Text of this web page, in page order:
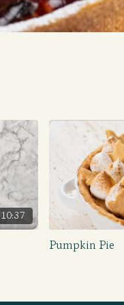
10:37
Pumpkin Pie